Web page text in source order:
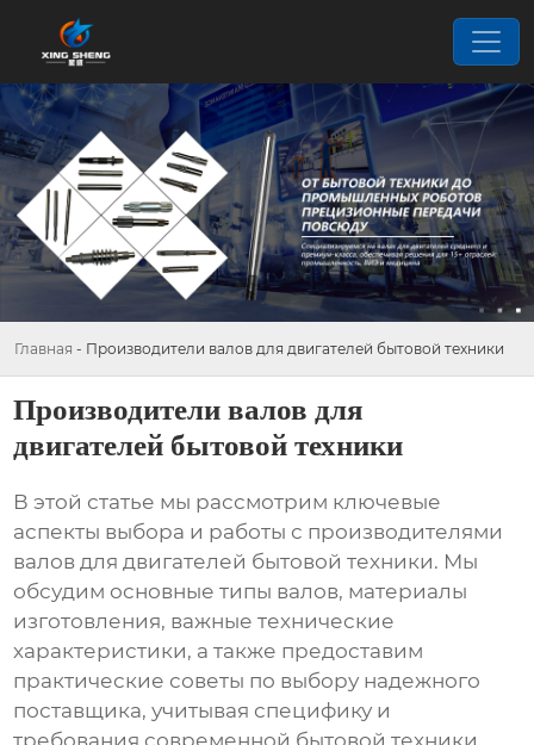
Главная - Производители валов для двигателей бытовой техники
Производители валов для
двигателей бытовой техники
В этой статье мы рассмотрим ключевые
аспекты выбора и работы с производителями
валов для двигателей бытовой техники. Мы
обсудим основные типы валов, материалы
изготовления, важные технические
характеристики, а также предоставим
практические советы по выбору надежного
поставщика, учитывая специфику и